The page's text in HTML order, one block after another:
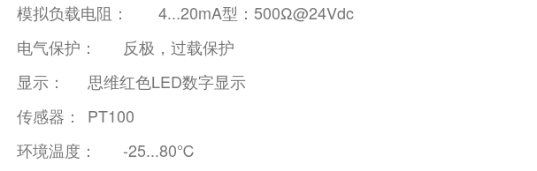
模拟负载电阻：
4...20mA型：500Ω@24Vdc
电气保护：
反极，过载保护
显示：
思维红色LED数字显示
传感器：
PT100
环境温度：
-25...80℃